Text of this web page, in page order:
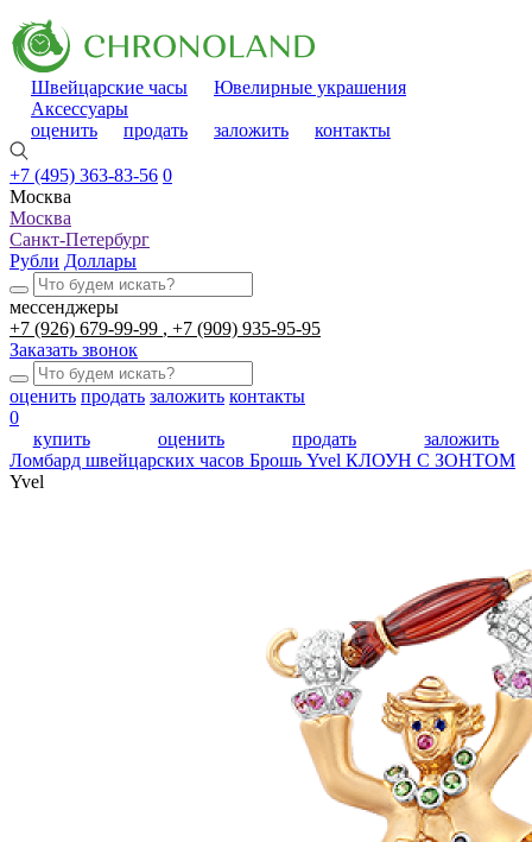
Швейцарские часы
Ювелирные украшения
Аксессуары
оценить
продать заложить контакты
+7 (495) 363-83-56 0
Москва
Москва
Санкт-Петербург
Рубли Доллары
мессенджеры
+7 (926) 679-99-99
+7 (909) 935-95-95
Заказать звонок
оценить продать заложить контакты
0
купить
оценить продать
заложить
Ломбард швейцарских часов Брошь Yvel КЛОУН С ЗОНТОМ
Yvel